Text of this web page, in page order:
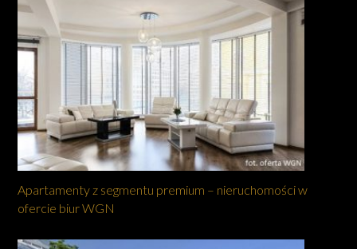
Apartamenty z segmentu premium – nieruchomości w
ofercie biur WGN